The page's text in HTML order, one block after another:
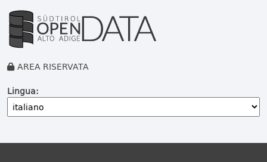
AREA RISERVATA
Lingua